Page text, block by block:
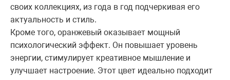
своих коллекциях, из года в год подчеркивая его
актуальность и стиль.
Кроме того, оранжевый оказывает мощный
психологический эффект. Он повышает уровень
энергии, стимулирует креативное мышление и
улучшает настроение. Этот цвет идеально подходит